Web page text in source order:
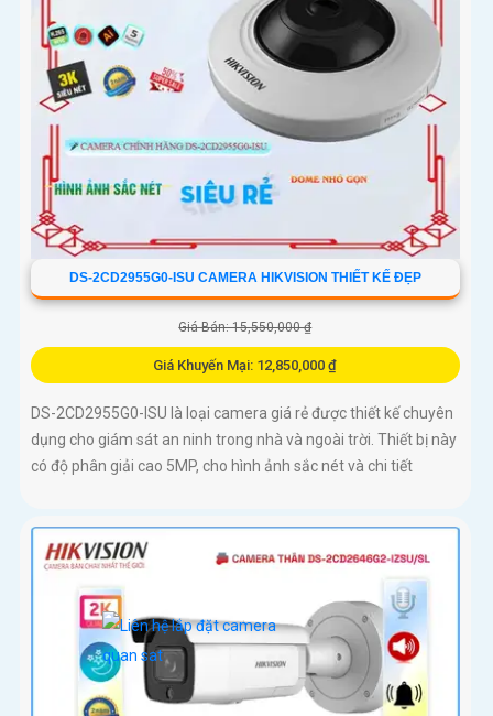
DS-2CD2955G0-ISU CAMERA HIKVISION THIẾT KẾ ĐẸP
Giá Bán: 15,550,000 ₫
Giá Khuyến Mại: 12,850,000 ₫
DS-2CD2955G0-ISU là loại camera giá rẻ được thiết kế chuyên
dụng cho giám sát an ninh trong nhà và ngoài trời. Thiết bị này
có độ phân giải cao 5MP, cho hình ảnh sắc nét và chi tiết